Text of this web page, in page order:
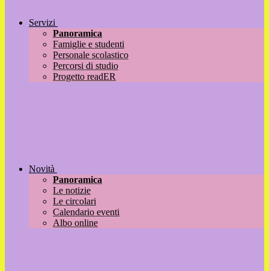
Servizi
Panoramica
Famiglie e studenti
Personale scolastico
Percorsi di studio
Progetto readER
Novità
Panoramica
Le notizie
Le circolari
Calendario eventi
Albo online